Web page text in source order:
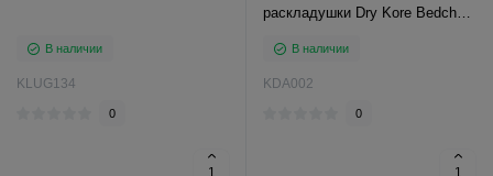
В наличии
KLUG134
0
раскладушки Dry Kore Bedchair
В наличии
KDA002
0